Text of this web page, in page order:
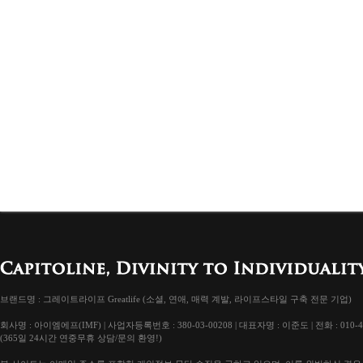
브랜드명 : 그레이트라이프 Greatlife (소셜, 연애, 매력 계발, 라이프스타일 구축 전문 기업)
회사명 : 아이엠에프(IMF) | 사업자등록번호 : 380-03-00208 | 대표자명 : 이준도 | 전화 :
(365일 24시간 연중무휴 상담/문의 환영!)